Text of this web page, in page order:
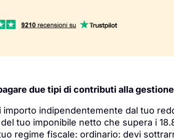
due tipi di contributi alla
indipendentemente dal tuo
tuo imponibile netto che supera i
regime fiscale: ordinario: devi